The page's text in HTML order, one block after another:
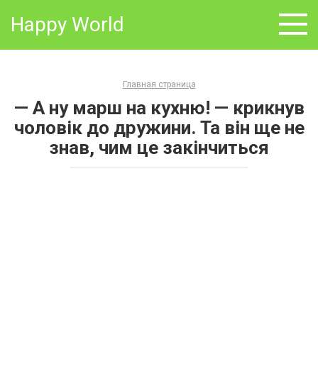
Happy World
Главная страница
— А ну марш на кухню! — крикнув
чоловік до дружини. Та він ще не
знав, чим це закінчиться